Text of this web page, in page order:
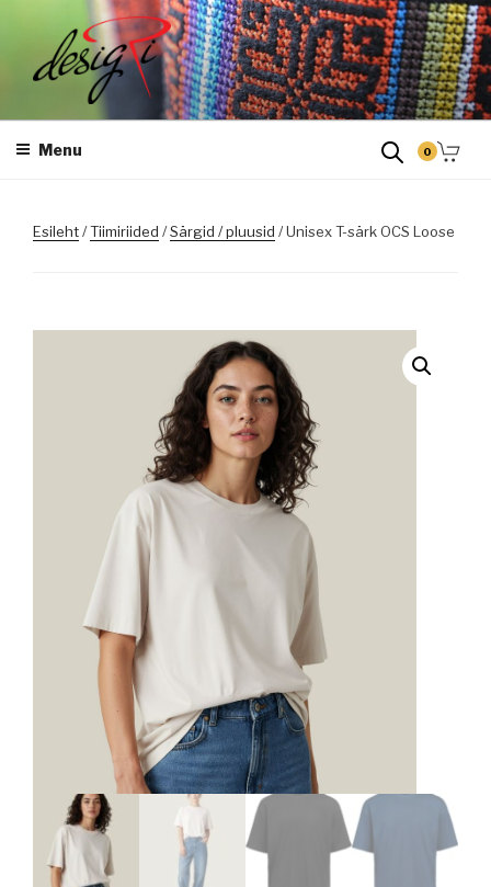
content
DESIGRI
Masintikkimine, tiimiriided, logo riietele tikkimine, kodukoha pusad,
Menu 0
Esileht/Tiimiriided /Särgid / pluusid / Unisex T-särk OCS Loose